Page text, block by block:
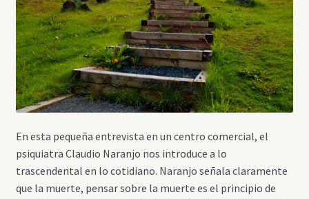
En esta pequeña entrevista en un centro comercial, el
psiquiatra Claudio Naranjo nos introduce a lo
trascendental en lo cotidiano. Naranjo señala claramente
que la muerte, pensar sobre la muerte es el principio de